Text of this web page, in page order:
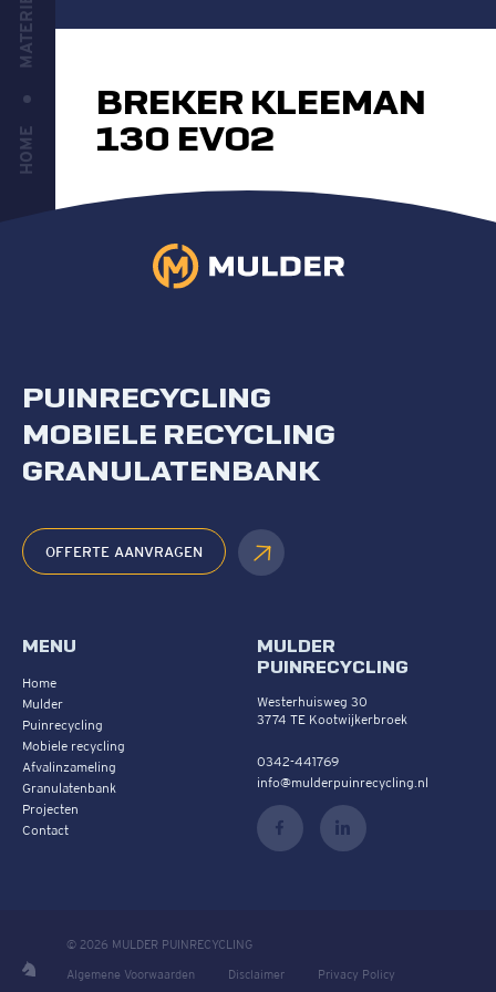
HOME
MATERIEEL
BREKER KLEEMAN
130 EVO2
PUINRECYCLING
MOBIELE RECYCLING
GRANULATENBANK
OFFERTE AANVRAGEN
MENU
Home
Mulder
Puinrecycling
Mobiele recycling
Afvalinzameling
Granulatenbank
Projecten
Contact
MULDER
PUINRECYCLING
Westerhuisweg 30
3774 TE Kootwijkerbroek
0342-441769
info@mulderpuinrecycling.nl
© 2026 MULDER PUINRECYCLING
Algemene Voorwaarden Disclaimer Privacy Policy